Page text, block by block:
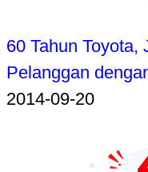
60 Tahun Toyota,
Pelanggan
2014-09-20